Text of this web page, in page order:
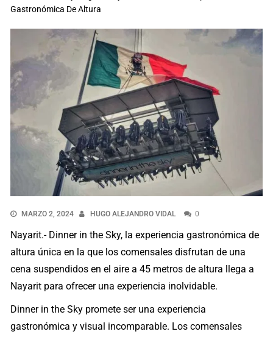
Gastronómica De Altura
MARZO 2, 2024 HUGO ALEJANDRO VIDAL 0
Nayarit.- Dinner in the Sky, la experiencia gastronómica de
altura única en la que los comensales disfrutan de una
cena suspendidos en el aire a 45 metros de altura llega a
Nayarit para ofrecer una experiencia inolvidable.
Dinner in the Sky promete ser una experiencia
gastronómica y visual incomparable. Los comensales